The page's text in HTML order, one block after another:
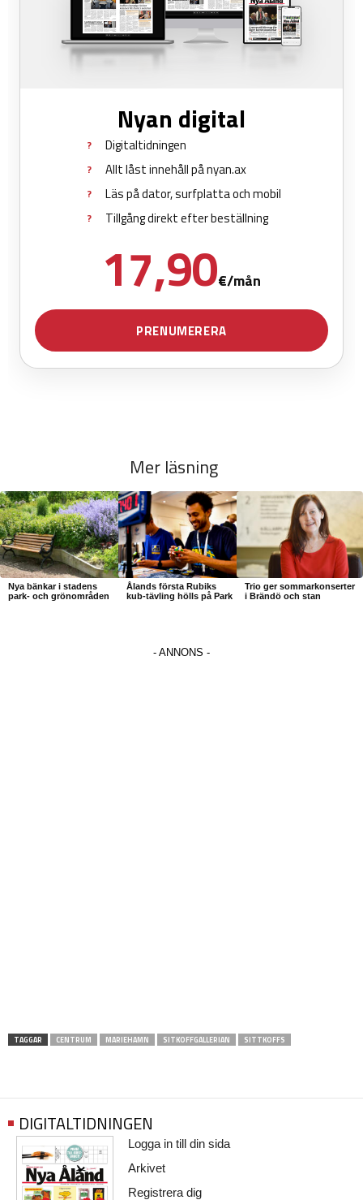
Mer läsning
Nya bänkar i stadens
park- och grönområden
Ålands första Rubiks
kub-tävling hölls på Park
Trio ger sommarkonserter
i Brändö och stan
TAGGAR CENTRUM MARIEHAMN SITKOFFGALLERIAN SITTKOFFS
DIGITALTIDNINGEN
Logga in till din sida
Arkivet
Registrera dig